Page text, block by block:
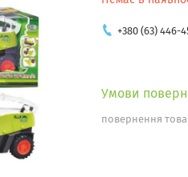
+380 (63) 446-
повернення